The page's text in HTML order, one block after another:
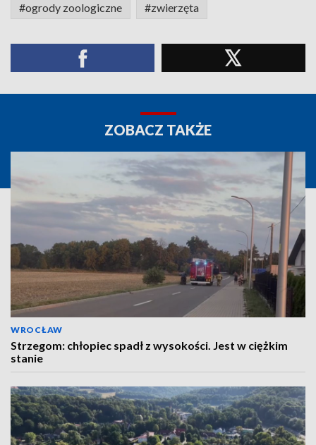
#ogrody zoologiczne #zwierzęta
ZOBACZ TAKŻE
WROCŁAW
Strzegom: chłopiec spadł z wysokości. Jest w ciężkim
stanie